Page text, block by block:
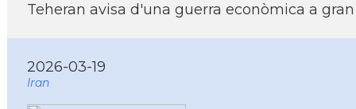
Teheran avisa d'una guerra econòmica a
2026-03-19
Iran